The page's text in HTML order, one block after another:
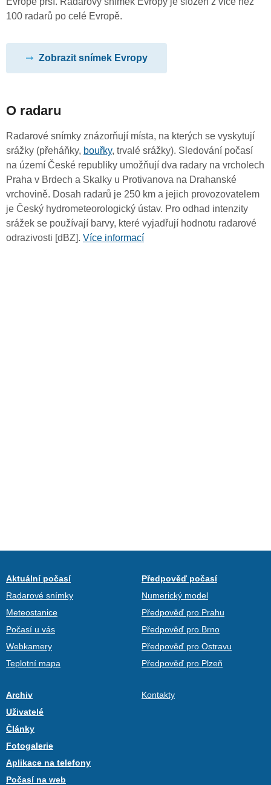
100 radarů po celé Evropě.
Zobrazit snímek Evropy
O radaru
Radarové snímky znázorňují místa, na kterých se vyskytují
srážky (přeháňky, bouřky, trvalé srážky). Sledování počasí
na území České republiky umožňují dva radary na vrcholech
Praha v Brdech a Skalky u Protivanova na Drahanské
vrchovině. Dosah radarů je 250 km a jejich provozovatelem
je Český hydrometeorologický ústav. Pro odhad intenzity
srážek se používají barvy, které vyjadřují hodnotu radarové
odrazivosti [dBZ]. Více informací
Aktuální počasí
Radarové snímky
Meteostanice
Počasí u vás
Webkamery
Teplotní mapa
Předpověď počasí
Numerický model
Předpověď pro Prahu
Předpověď pro Brno
Předpověď pro Ostravu
Předpověď pro Plzeň
Archiv
Uživatelé
Články
Fotogalerie
Aplikace na telefony
Počasí na web
Kontakty